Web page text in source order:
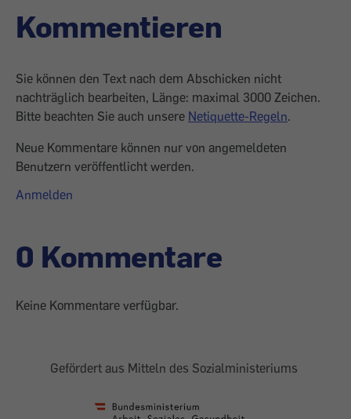
Kommentieren
Sie können den Text nach dem Abschicken nicht
nachträglich bearbeiten, Länge: maximal 3000 Zeichen.
Bitte beachten Sie auch unsere Netiquette-Regeln.
Neue Kommentare können nur von angemeldeten
Benutzern veröffentlicht werden.
Anmelden
0 Kommentare
Keine Kommentare verfügbar.
Gefördert aus Mitteln des Sozialministeriums